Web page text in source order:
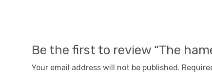
Be the first to review “The
Your email address will not be published.